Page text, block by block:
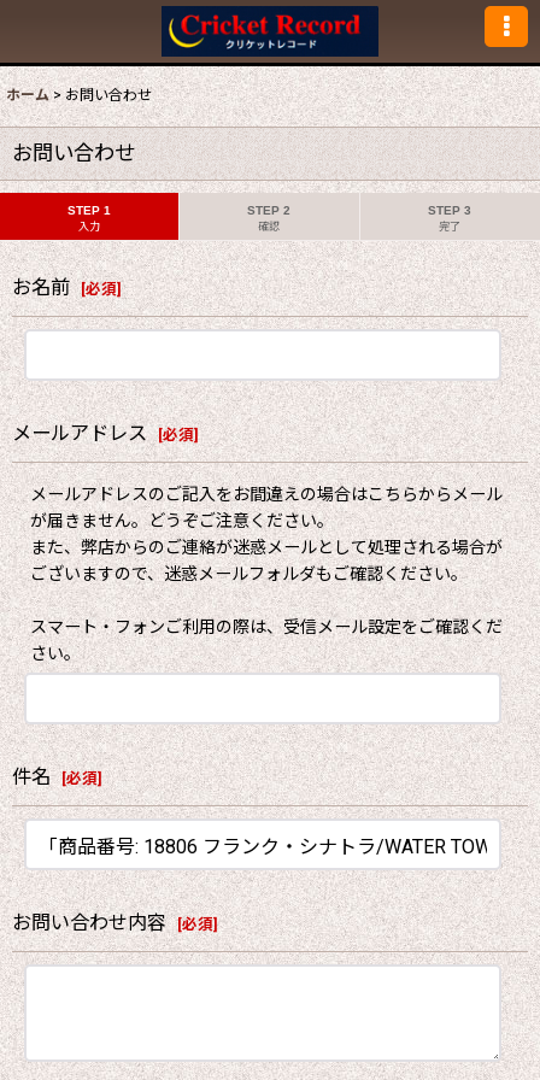
ホーム > お問い合わせ
お問い合わせ
STEP 1
入力
STEP 2
確認
STEP 3
完了
お名前 [必須]
メールアドレス [必須]
メールアドレスのご記入をお間違えの場合はこちらからメール
が届きません。どうぞご注意ください。
また、弊店からのご連絡が迷惑メールとして処理される場合が
ございますので、迷惑メールフォルダもご確認ください。
スマート・フォンご利用の際は、受信メール設定をご確認くだ
さい。
件名 [必須]
お問い合わせ内容 [必須]